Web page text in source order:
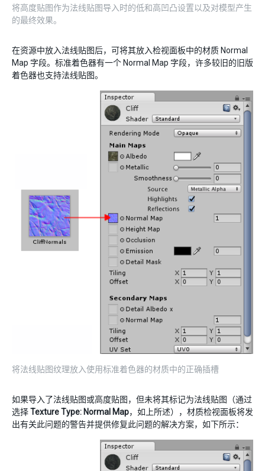
将高度贴图作为法线贴图导入时的低和高凹凸设置以及对模型产生
的最终效果。
在资源中放入法线贴图后，可将其放入检视面板中的材质 Normal
Map 字段。标准着色器有一个 Normal Map 字段，许多较旧的旧版
着色器也支持法线贴图。
将法线贴图纹理放入使用标准着色器的材质中的正确插槽
如果导入了法线贴图或高度贴图，但未将其标记为法线贴图（通过
选择Texture Type: Normal Map，如上所述），材质检视面板将发
出有关此问题的警告并提供修复此问题的解决方案，如下所示：